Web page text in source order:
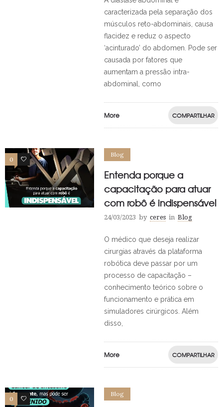
caracterizada pela separação dos
músculos reto-abdominais, causa
flacidez e reduz o aspecto
‘acinturado’ do abdomen. Pode ser
causada por fatores que
aumentam a pressão intra-
abdominal, como
More COMPARTILHAR
0 0
Blog
Entenda porque a
capacitação para atuar
com robô é indispensável
24/03/2023 by ceres in Blog
O médico que deseja realizar
cirurgias através da plataforma
robótica deve passar por um
processo de capacitação –
conhecimento teórico sobre o
funcionamento e prática em
simuladores cirúrgicos. Além
disso,
More COMPARTILHAR
0 0
Blog